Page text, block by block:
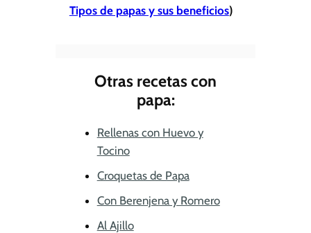
Tipos de papas y sus beneficios)
Otras recetas con
papa:
Rellenas con Huevo y
Tocino
Croquetas de Papa
Con Berenjena y Romero
Al Ajillo